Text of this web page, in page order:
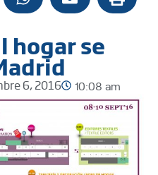
hogar se
6, 2016 10:08 am